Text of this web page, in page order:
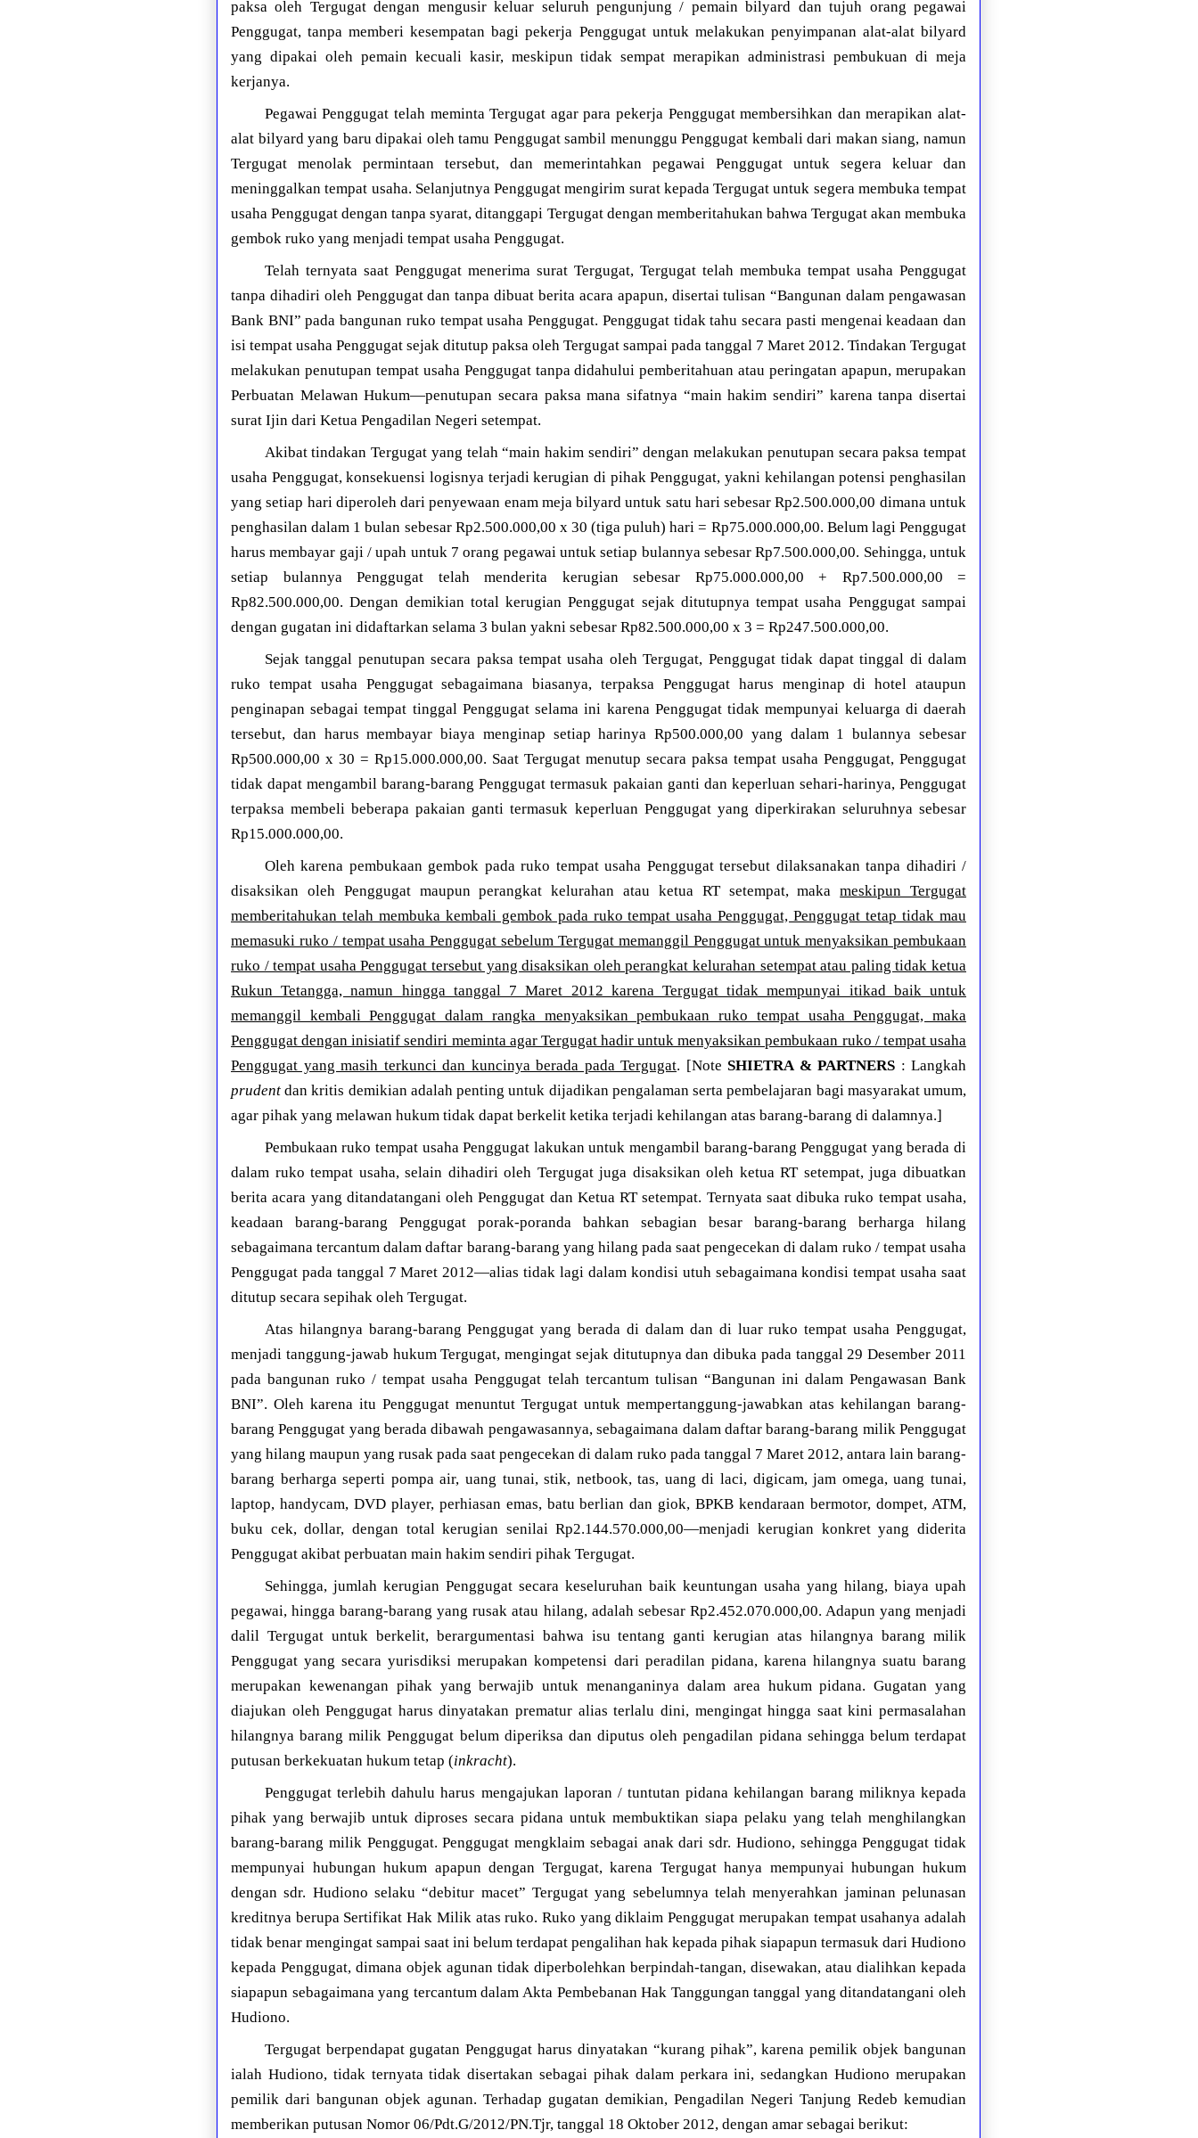
paksa oleh Tergugat dengan mengusir keluar seluruh pengunjung / pemain bilyard dan tujuh orang pegawai
Penggugat, tanpa memberi kesempatan bagi pekerja Penggugat untuk melakukan penyimpanan alat-alat bilyard
yang dipakai oleh pemain kecuali kasir, meskipun tidak sempat merapikan administrasi pembukuan di meja
kerjanya.
Pegawai Penggugat telah meminta Tergugat agar para pekerja Penggugat membersihkan dan merapikan alat-
alat bilyard yang baru dipakai oleh tamu Penggugat sambil menunggu Penggugat kembali dari makan siang, namun
Tergugat menolak permintaan tersebut, dan memerintahkan pegawai Penggugat untuk segera keluar dan
meninggalkan tempat usaha. Selanjutnya Penggugat mengirim surat kepada Tergugat untuk segera membuka tempat
usaha Penggugat dengan tanpa syarat, ditanggapi Tergugat dengan memberitahukan bahwa Tergugat akan membuka
gembok ruko yang menjadi tempat usaha Penggugat.
Telah ternyata saat Penggugat menerima surat Tergugat, Tergugat telah membuka tempat usaha Penggugat
tanpa dihadiri oleh Penggugat dan tanpa dibuat berita acara apapun, disertai tulisan “Bangunan dalam pengawasan
Bank BNI” pada bangunan ruko tempat usaha Penggugat. Penggugat tidak tahu secara pasti mengenai keadaan dan
isi tempat usaha Penggugat sejak ditutup paksa oleh Tergugat sampai pada tanggal 7 Maret 2012. Tindakan Tergugat
melakukan penutupan tempat usaha Penggugat tanpa didahului pemberitahuan atau peringatan apapun, merupakan
Perbuatan Melawan Hukum—penutupan secara paksa mana sifatnya “main hakim sendiri” karena tanpa disertai
surat Ijin dari Ketua Pengadilan Negeri setempat.
Akibat tindakan Tergugat yang telah “main hakim sendiri” dengan melakukan penutupan secara paksa tempat
usaha Penggugat, konsekuensi logisnya terjadi kerugian di pihak Penggugat, yakni kehilangan potensi penghasilan
yang setiap hari diperoleh dari penyewaan enam meja bilyard untuk satu hari sebesar Rp2.500.000,00 dimana untuk
penghasilan dalam 1 bulan sebesar Rp2.500.000,00 x 30 (tiga puluh) hari = Rp75.000.000,00. Belum lagi Penggugat
harus membayar gaji / upah untuk 7 orang pegawai untuk setiap bulannya sebesar Rp7.500.000,00. Sehingga, untuk
setiap bulannya Penggugat telah menderita kerugian sebesar Rp75.000.000,00 + Rp7.500.000,00 =
Rp82.500.000,00. Dengan demikian total kerugian Penggugat sejak ditutupnya tempat usaha Penggugat sampai
dengan gugatan ini didaftarkan selama 3 bulan yakni sebesar Rp82.500.000,00 x 3 = Rp247.500.000,00.
Sejak tanggal penutupan secara paksa tempat usaha oleh Tergugat, Penggugat tidak dapat tinggal di dalam
ruko tempat usaha Penggugat sebagaimana biasanya, terpaksa Penggugat harus menginap di hotel ataupun
penginapan sebagai tempat tinggal Penggugat selama ini karena Penggugat tidak mempunyai keluarga di daerah
tersebut, dan harus membayar biaya menginap setiap harinya Rp500.000,00 yang dalam 1 bulannya sebesar
Rp500.000,00 x 30 = Rp15.000.000,00. Saat Tergugat menutup secara paksa tempat usaha Penggugat, Penggugat
tidak dapat mengambil barang-barang Penggugat termasuk pakaian ganti dan keperluan sehari-harinya, Penggugat
terpaksa membeli beberapa pakaian ganti termasuk keperluan Penggugat yang diperkirakan seluruhnya sebesar
Rp15.000.000,00.
Oleh karena pembukaan gembok pada ruko tempat usaha Penggugat tersebut dilaksanakan tanpa dihadiri /
disaksikan oleh Penggugat maupun perangkat kelurahan atau ketua RT setempat, makameskipun Tergugat
memberitahukan telah membuka kembali gembok pada ruko tempat usaha Penggugat, Penggugat tetap tidak mau
memasuki ruko / tempat usaha Penggugat sebelum Tergugat memanggil Penggugat untuk menyaksikan pembukaan
ruko / tempat usaha Penggugat tersebut yang disaksikan oleh perangkat kelurahan setempat atau paling tidak ketua
Rukun Tetangga, namun hingga tanggal 7 Maret 2012 karena Tergugat tidak mempunyai itikad baik untuk
memanggil kembali Penggugat dalam rangka menyaksikan pembukaan ruko tempat usaha Penggugat, maka
Penggugat dengan inisiatif sendiri meminta agar Tergugat hadir untuk menyaksikan pembukaan ruko / tempat usaha
Penggugat yang masih terkunci dan kuncinya berada pada Tergugat. [Note SHIETRA & PARTNERS : Langkah
prudent dan kritis demikian adalah penting untuk dijadikan pengalaman serta pembelajaran bagi masyarakat umum,
agar pihak yang melawan hukum tidak dapat berkelit ketika terjadi kehilangan atas barang-barang di dalamnya.]
Pembukaan ruko tempat usaha Penggugat lakukan untuk mengambil barang-barang Penggugat yang berada di
dalam ruko tempat usaha, selain dihadiri oleh Tergugat juga disaksikan oleh ketua RT setempat, juga dibuatkan
berita acara yang ditandatangani oleh Penggugat dan Ketua RT setempat. Ternyata saat dibuka ruko tempat usaha,
keadaan barang-barang Penggugat porak-poranda bahkan sebagian besar barang-barang berharga hilang
sebagaimana tercantum dalam daftar barang-barang yang hilang pada saat pengecekan di dalam ruko / tempat usaha
Penggugat pada tanggal 7 Maret 2012—alias tidak lagi dalam kondisi utuh sebagaimana kondisi tempat usaha saat
ditutup secara sepihak oleh Tergugat.
Atas hilangnya barang-barang Penggugat yang berada di dalam dan di luar ruko tempat usaha Penggugat,
menjadi tanggung-jawab hukum Tergugat, mengingat sejak ditutupnya dan dibuka pada tanggal 29 Desember 2011
pada bangunan ruko / tempat usaha Penggugat telah tercantum tulisan “Bangunan ini dalam Pengawasan Bank
BNI”. Oleh karena itu Penggugat menuntut Tergugat untuk mempertanggung-jawabkan atas kehilangan barang-
barang Penggugat yang berada dibawah pengawasannya, sebagaimana dalam daftar barang-barang milik Penggugat
yang hilang maupun yang rusak pada saat pengecekan di dalam ruko pada tanggal 7 Maret 2012, antara lain barang-
barang berharga seperti pompa air, uang tunai, stik, netbook, tas, uang di laci, digicam, jam omega, uang tunai,
laptop, handycam, DVD player, perhiasan emas, batu berlian dan giok, BPKB kendaraan bermotor, dompet, ATM,
buku cek, dollar, dengan total kerugian senilai Rp2.144.570.000,00—menjadi kerugian konkret yang diderita
Penggugat akibat perbuatan main hakim sendiri pihak Tergugat.
Sehingga, jumlah kerugian Penggugat secara keseluruhan baik keuntungan usaha yang hilang, biaya upah
pegawai, hingga barang-barang yang rusak atau hilang, adalah sebesar Rp2.452.070.000,00. Adapun yang menjadi
dalil Tergugat untuk berkelit, berargumentasi bahwa isu tentang ganti kerugian atas hilangnya barang milik
Penggugat yang secara yurisdiksi merupakan kompetensi dari peradilan pidana, karena hilangnya suatu barang
merupakan kewenangan pihak yang berwajib untuk menanganinya dalam area hukum pidana. Gugatan yang
diajukan oleh Penggugat harus dinyatakan prematur alias terlalu dini, mengingat hingga saat kini permasalahan
hilangnya barang milik Penggugat belum diperiksa dan diputus oleh pengadilan pidana sehingga belum terdapat
putusan berkekuatan hukum tetap (inkracht).
Penggugat terlebih dahulu harus mengajukan laporan / tuntutan pidana kehilangan barang miliknya kepada
pihak yang berwajib untuk diproses secara pidana untuk membuktikan siapa pelaku yang telah menghilangkan
barang-barang milik Penggugat. Penggugat mengklaim sebagai anak dari sdr. Hudiono, sehingga Penggugat tidak
mempunyai hubungan hukum apapun dengan Tergugat, karena Tergugat hanya mempunyai hubungan hukum
dengan sdr. Hudiono selaku “debitur macet” Tergugat yang sebelumnya telah menyerahkan jaminan pelunasan
kreditnya berupa Sertifikat Hak Milik atas ruko. Ruko yang diklaim Penggugat merupakan tempat usahanya adalah
tidak benar mengingat sampai saat ini belum terdapat pengalihan hak kepada pihak siapapun termasuk dari Hudiono
kepada Penggugat, dimana objek agunan tidak diperbolehkan berpindah-tangan, disewakan, atau dialihkan kepada
siapapun sebagaimana yang tercantum dalam Akta Pembebanan Hak Tanggungan tanggal yang ditandatangani oleh
Hudiono.
Tergugat berpendapat gugatan Penggugat harus dinyatakan “kurang pihak”, karena pemilik objek bangunan
ialah Hudiono, tidak ternyata tidak disertakan sebagai pihak dalam perkara ini, sedangkan Hudiono merupakan
pemilik dari bangunan objek agunan. Terhadap gugatan demikian, Pengadilan Negeri Tanjung Redeb kemudian
memberikan putusan Nomor 06/Pdt.G/2012/PN.Tjr, tanggal 18 Oktober 2012, dengan amar sebagai berikut: